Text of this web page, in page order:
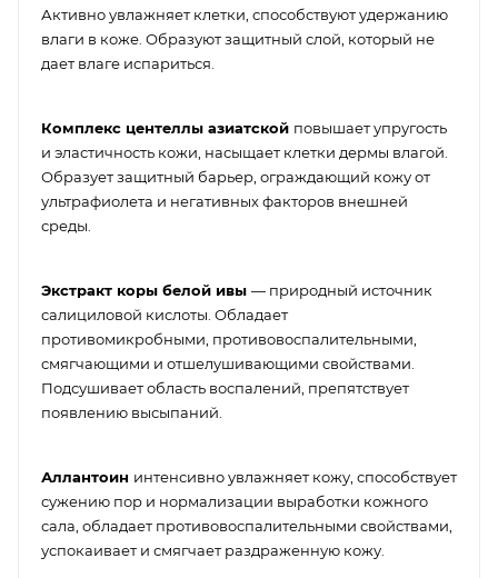
Активно увлажняет клетки, способствуют удержанию
влаги в коже. Образуют защитный слой, который не
дает влаге испариться.
Комплекс центеллы азиатской повышает упругость
и эластичность кожи, насыщает клетки дермы влагой.
Образует защитный барьер, ограждающий кожу от
ультрафиолета и негативных факторов внешней
среды.
Экстракт коры белой ивы — природный источник
салициловой кислоты. Обладает
противомикробными, противовоспалительными,
смягчающими и отшелушивающими свойствами.
Подсушивает область воспалений, препятствует
появлению высыпаний.
Аллантоин интенсивно увлажняет кожу, способствует
сужению пор и нормализации выработки кожного
сала, обладает противовоспалительными свойствами,
успокаивает и смягчает раздраженную кожу.